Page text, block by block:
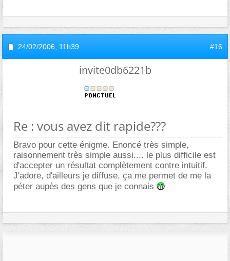
24/02/2006, 11h39 #16
invite0db6221b
Re : vous avez dit rapide???
Bravo pour cette énigme. Enoncé très simple,
raisonnement très simple aussi.... le plus difficile est
d'accepter un résultat complètement contre intuitif.
J'adore, d'ailleurs je diffuse, ça me permet de me la
péter aupès des gens que je connais